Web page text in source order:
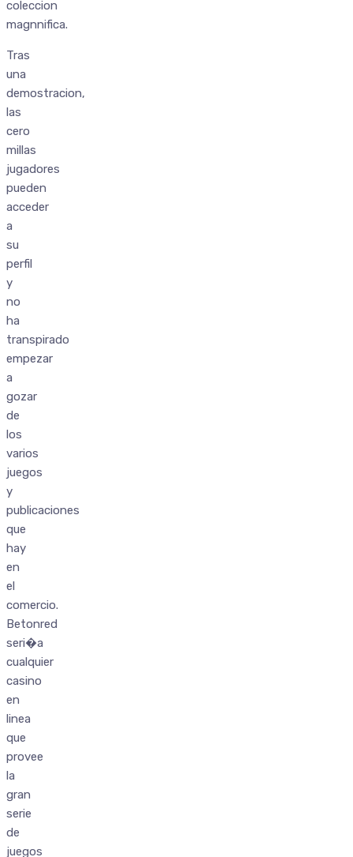
coleccion
magnnifica.
Tras
una
demostracion,
las
cero
millas
jugadores
pueden
acceder
a
su
perfil
y
no
ha
transpirado
empezar
a
gozar
de
los
varios
juegos
y
publicaciones
que
hay
en
el
comercio.
Betonred
seri�a
cualquier
casino
en
linea
que
provee
la
gran
serie
de
juegos